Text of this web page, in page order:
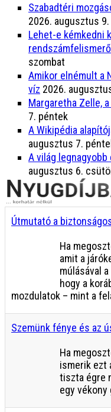
Szabadtéri
2026. augusztus
Lehet-e kémkedni
szombat
Amikor elnémult a
víz 2026.
Margaretha Zelle,
7. péntek
A Wikipédia
augusztus 7.
A világ
augusztus 6.
Útmutató a
Ha
amit a
múlásával
hogy a
mozdulatok – mint a
Szemünk fénye és az
Ha
ismerik ezt
tiszta égre
egy